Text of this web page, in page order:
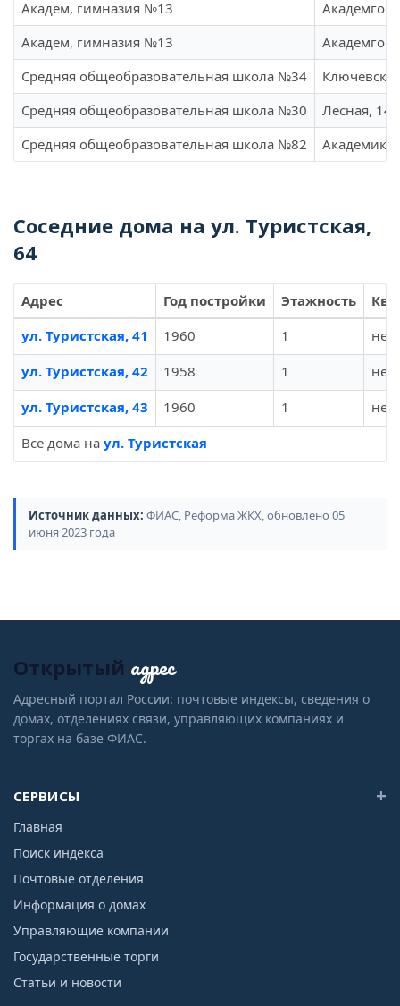
Академ, гимназия №13
Академ, гимназия №13
Средняя общеобразовательная школа №34
Средняя общеобразовательная школа №30
Лесная, 147
Средняя общеобразовательная школа №82
Академика
Соседние дома на ул. Туристская,
64
Адрес Год постройки Этажность
ул. Туристская, 41
1960 1
не
ул. Туристская, 42
1958 1
не
ул. Туристская, 43
1960 1
не
Все дома на ул. Туристская
Источник данных: ФИАС, Реформа ЖКХ, обновлено 05
июня 2023 года
Открытый адрес
Адресный портал России: почтовые индексы, сведения о
домах, отделениях связи, управляющих компаниях и
торгах на базе ФИАС.
СЕРВИСЫ
Главная
Поиск индекса
Почтовые отделения
Информация о домах
Управляющие компании
Государственные торги
Статьи и новости